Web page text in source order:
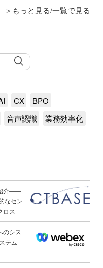
もっと見る/一覧で見る
CX
BPO
音声認識 業務効率化
紹介――
なセン
ロス
のシス
テム